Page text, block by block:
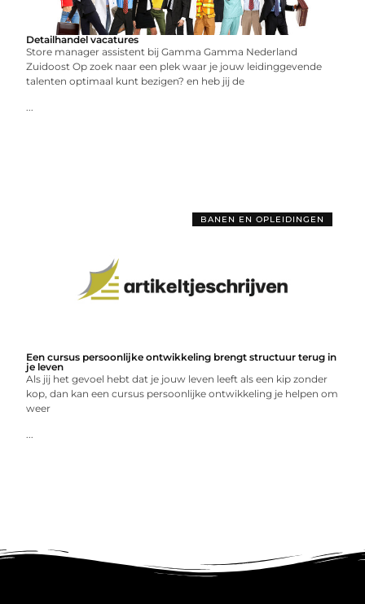
Detailhandel vacatures
Store manager assistent bij Gamma Gamma Nederland
Zuidoost Op zoek naar een plek waar je jouw leidinggevende
talenten optimaal kunt bezigen? en heb jij de
...
BANEN EN OPLEIDINGEN
Een cursus persoonlijke ontwikkeling brengt structuur terug in
je leven
Als jij het gevoel hebt dat je jouw leven leeft als een kip zonder
kop, dan kan een cursus persoonlijke ontwikkeling je helpen om
weer
...